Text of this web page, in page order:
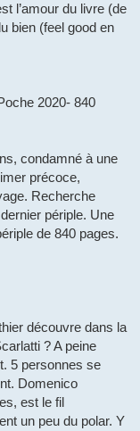
l’amour du livre (de
bien (feel good en
2020- 840
condamné à une
précoce,
Recherche
périple. Une
de 840 pages.
découvre dans la
? A peine
5 personnes se
Domenico
est le fil
un peu du polar. Y